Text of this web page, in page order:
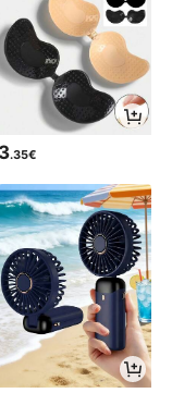
3.35€